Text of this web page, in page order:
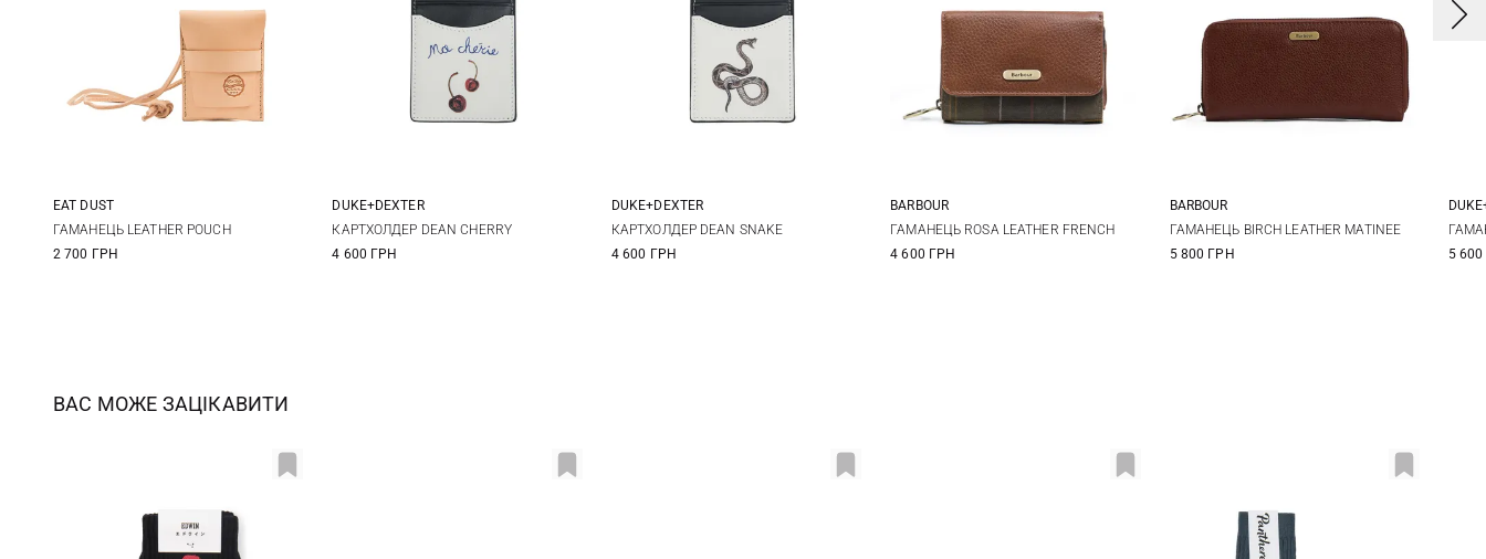
One size
EAT DUST
ГАМАНЕЦЬ LEATHER POUCH
2 700 ГРН
One size
DUKE+DEXTER
КАРТХОЛДЕР DEAN CHERRY
4 600 ГРН
One size
DUKE+DEXTER
КАРТХОЛДЕР DEAN SNAKE
4 600 ГРН
One size
BARBOUR
ГАМАНЕЦЬ ROSA LEATHER FRENCH
4 600 ГРН
One size
BARBOUR
ГАМАНЕЦЬ BIRCH LEATHER MATINEE
5 800 ГРН
5
ВАС МОЖЕ ЗАЦІКАВИТИ